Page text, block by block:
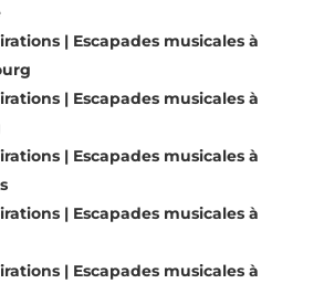
| Escapades musicales à
| Escapades musicales à
| Escapades musicales à
| Escapades musicales à
| Escapades musicales à